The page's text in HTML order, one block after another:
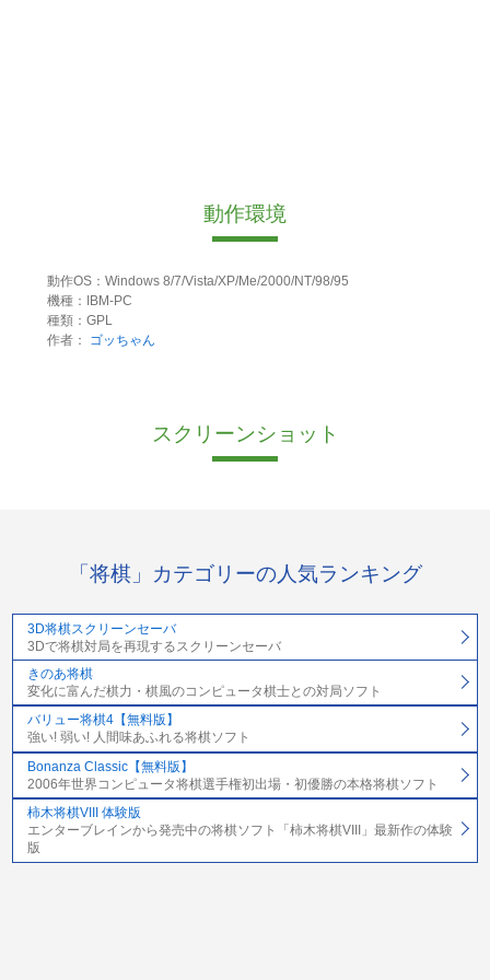
動作環境
動作OS：Windows 8/7/Vista/XP/Me/2000/NT/98/95
機種：IBM-PC
種類：GPL
作者：
ゴッちゃん
スクリーンショット
「将棋」カテゴリーの人気ランキング
3D将棋スクリーンセーバ
3Dで将棋対局を再現するスクリーンセーバ
きのあ将棋
変化に富んだ棋力・棋風のコンピュータ棋士との対局ソフト
バリュー将棋4【無料版】
強い! 弱い! 人間味あふれる将棋ソフト
Bonanza Classic【無料版】
2006年世界コンピュータ将棋選手権初出場・初優勝の本格将棋ソフト
柿木将棋VIII 体験版
エンターブレインから発売中の将棋ソフト「柿木将棋VIII」最新作の体験
版